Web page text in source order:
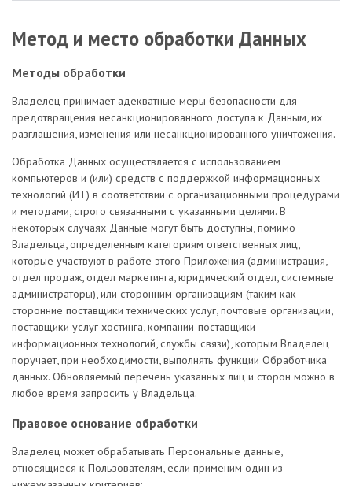
Метод и место обработки Данных
Методы обработки
Владелец принимает адекватные меры безопасности для
предотвращения несанкционированного доступа к Данным, их
разглашения, изменения или несанкционированного уничтожения.
Обработка Данных осуществляется с использованием
компьютеров и (или) средств с поддержкой информационных
технологий (ИТ) в соответствии с организационными процедурами
и методами, строго связанными с указанными целями. В
некоторых случаях Данные могут быть доступны, помимо
Владельца, определенным категориям ответственных лиц,
которые участвуют в работе этого Приложения (администрация,
отдел продаж, отдел маркетинга, юридический отдел, системные
администраторы), или сторонним организациям (таким как
сторонние поставщики технических услуг, почтовые организации,
поставщики услуг хостинга, компании-поставщики
информационных технологий, службы связи), которым Владелец
поручает, при необходимости, выполнять функции Обработчика
данных. Обновляемый перечень указанных лиц и сторон можно в
любое время запросить у Владельца.
Правовое основание обработки
Владелец может обрабатывать Персональные данные,
относящиеся к Пользователям, если применим один из